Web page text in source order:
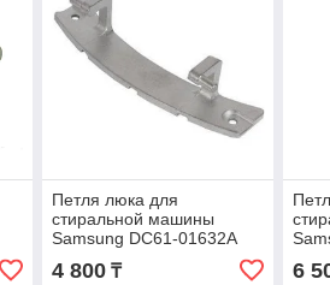
Петля люка для
стиральной машины
Samsung DC61-01632A
4 800₸ 6